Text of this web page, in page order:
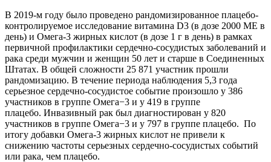
В 2019-м году было проведено рандомизированное плацебо-
контролируемое исследование витамина D3 (в дозе 2000 МЕ в
день) и Омега-3 жирных кислот (в дозе 1 г в день) в рамках
первичной профилактики сердечно-сосудистых заболеваний и
рака среди мужчин и женщин 50 лет и старше в Соединенных
Штатах. В общей сложности 25 871 участник прошли
рандомизацию. В течение периода наблюдения 5,3 года
серьезное сердечно-сосудистое событие произошло у 386
участников в группе Омега−3 и у 419 в группе
плацебо. Инвазивный рак был диагностирован у 820
участников в группе Омега−3 и у 797 в группе плацебо. По
итогу добавки Омега-3 жирных кислот не привели к
снижению частоты серьезных сердечно-сосудистых событий
или рака, чем плацебо.